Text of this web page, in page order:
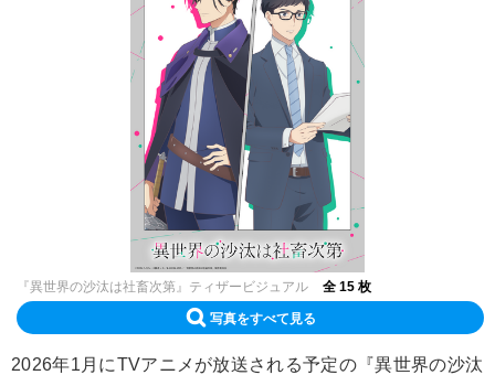
『異世界の沙汰は社畜次第』ティザービジュアル 全 15 枚
写真をすべて見る
2026年1月にTVアニメが放送される予定の『異世界の沙汰